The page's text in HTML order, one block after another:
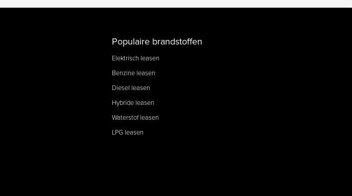
Populaire brandstoffen
Elektrisch leasen
Benzine leasen
Diesel leasen
Hybride leasen
Waterstof leasen
LPG leasen